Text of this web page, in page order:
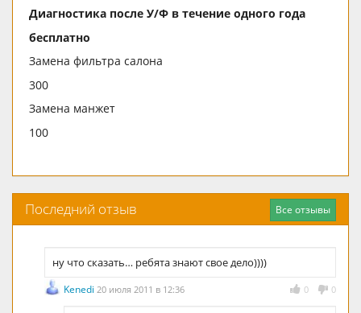
Диагностика после У/Ф в течение одного года
бесплатно
Замена фильтра салона
300
Замена манжет
100
Все отзывы
Последний отзыв
ну что сказать… ребята знают свое дело))))
0 0
Kenedi 20 июля 2011 в 12:36